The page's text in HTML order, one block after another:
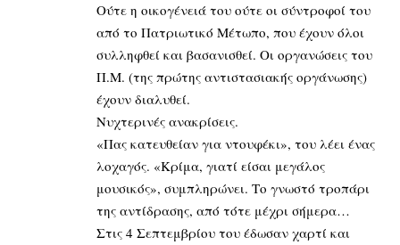
Ούτε η οικογένειά του ούτε οι σύντροφοί του
από το Πατριωτικό Μέτωπο, που έχουν όλοι
συλληφθεί και βασανισθεί. Οι οργανώσεις του
Π.Μ. (της πρώτης αντιστασιακής οργάνωσης)
έχουν διαλυθεί.
Νυχτερινές ανακρίσεις.
«Πας κατευθείαν για ντουφέκι», του λέει ένας
λοχαγός. «Κρίμα, γιατί είσαι μεγάλος
μουσικός», συμπληρώνει. Το γνωστό τροπάρι
της αντίδρασης, από τότε μέχρι σήμερα…
Στις 4 Σεπτεμβρίου του έδωσαν χαρτί και